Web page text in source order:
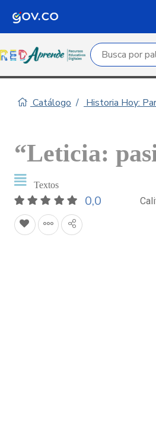
Campo de
Catálogo Historia Hoy:
“Leticia:
Textos
0,0